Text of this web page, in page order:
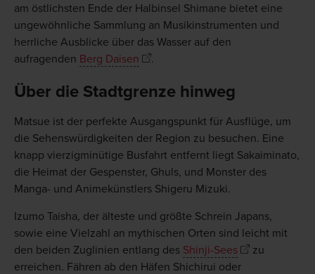
am östlichsten Ende der Halbinsel Shimane bietet eine
ungewöhnliche Sammlung an Musikinstrumenten und
herrliche Ausblicke über das Wasser auf den
aufragenden Berg Daisen .
Über die Stadtgrenze hinweg
Matsue ist der perfekte Ausgangspunkt für Ausflüge, um
die Sehenswürdigkeiten der Region zu besuchen. Eine
knapp vierzigminütige Busfahrt entfernt liegt Sakaiminato,
die Heimat der Gespenster, Ghuls, und Monster des
Manga- und Animekünstlers Shigeru Mizuki.
Izumo Taisha, der älteste und größte Schrein Japans,
sowie eine Vielzahl an mythischen Orten sind leicht mit
den beiden Zuglinien entlang des Shinji-Sees
zu
erreichen. Fähren ab den Häfen Shichirui oder